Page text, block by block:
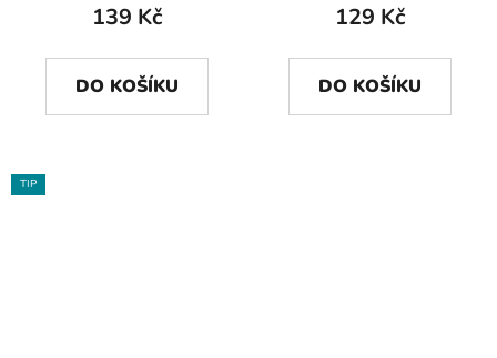
139 Kč
DO KOŠÍKU
129 Kč
DO KOŠÍKU
TIP